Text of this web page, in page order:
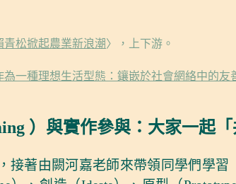
青松掀起農業新浪潮〉，上下游。
為一種理想生活型態：鑲嵌於社會網絡中的友
）與實作參與：大家一起「
接著由闕河嘉老師來帶領同學們學